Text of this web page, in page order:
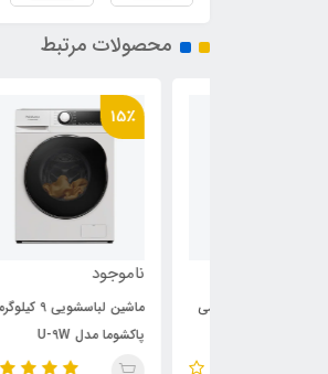
محصولات مرتبط
ناموجود
ماشین لباسشویی 9 کیلوگرمی
پاکشوما مدل U-9W